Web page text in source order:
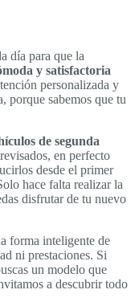
día para que la
y satisfactoria
personalizada y
porque sabemos que tu
de segunda
en perfecto
desde el primer
hace falta realizar la
disfrutar de tu nuevo
forma inteligente de
ni prestaciones. Si
un modelo que
a descubrir todo